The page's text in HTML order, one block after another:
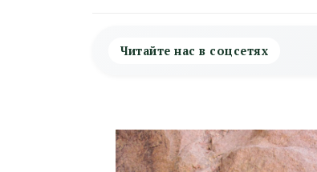
Читайте нас в соцсетях